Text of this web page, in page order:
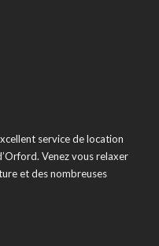
service de location
Venez vous relaxer
et des nombreuses